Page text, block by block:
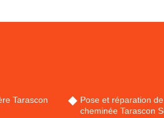
Tarascon
Pose et réparation
cheminée Tarascon